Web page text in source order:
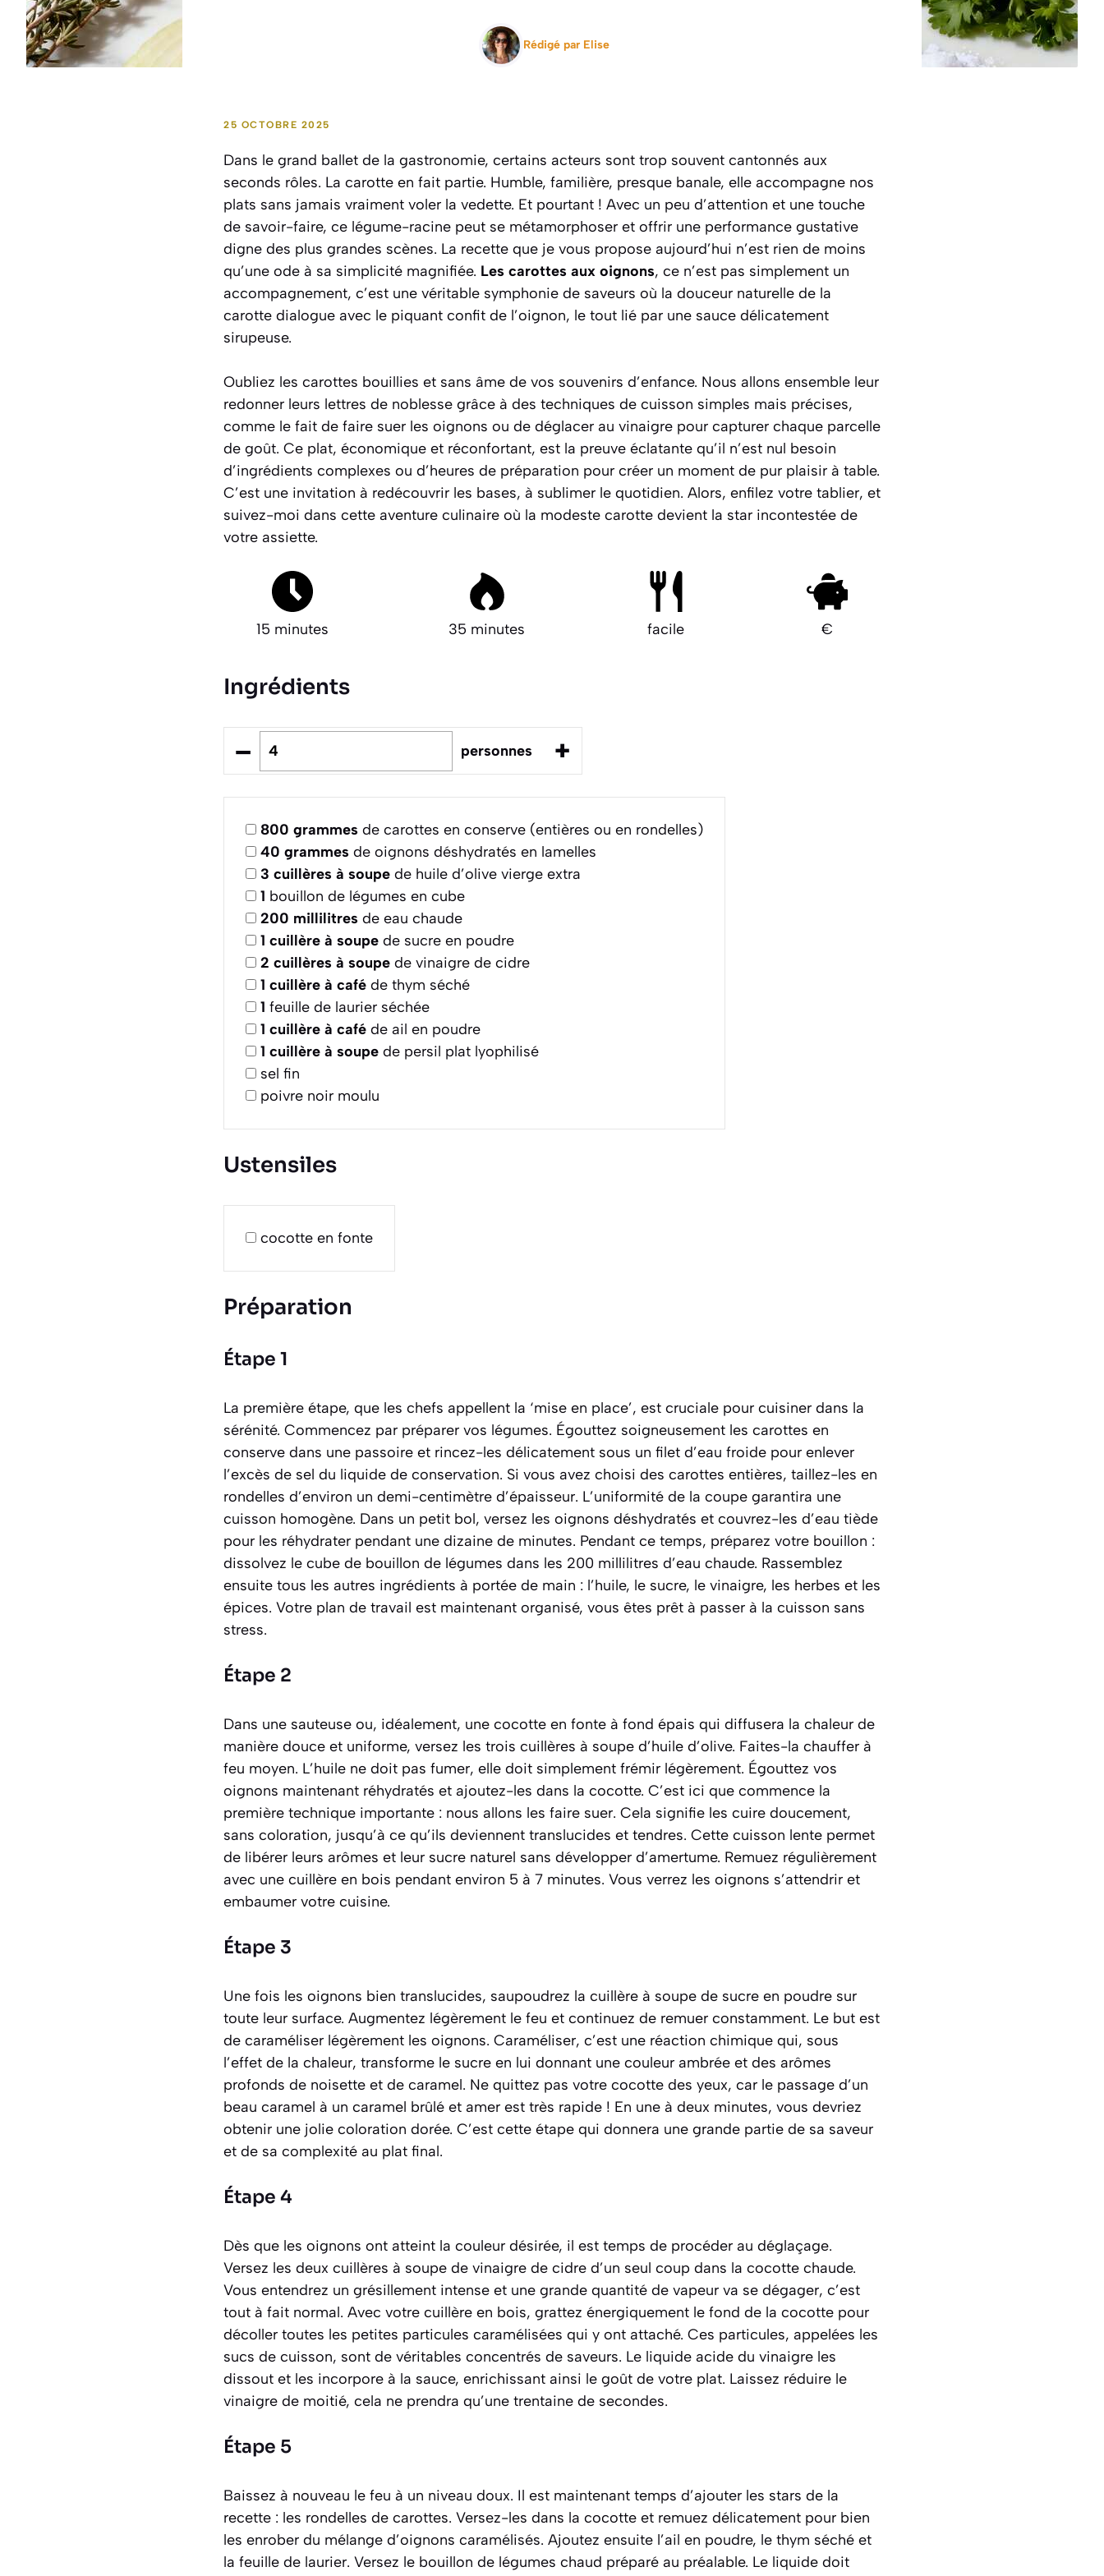
Rédigé par Elise
25 OCTOBRE 2025
Dans le grand ballet de la gastronomie, certains acteurs sont trop souvent cantonnés aux
seconds rôles. La carotte en fait partie. Humble, familière, presque banale, elle accompagne nos
plats sans jamais vraiment voler la vedette. Et pourtant ! Avec un peu d’attention et une touche
de savoir-faire, ce légume-racine peut se métamorphoser et offrir une performance gustative
digne des plus grandes scènes. La recette que je vous propose aujourd’hui n’est rien de moins
qu’une ode à sa simplicité magnifiée. Les carottes aux oignons, ce n’est pas simplement un
accompagnement, c’est une véritable symphonie de saveurs où la douceur naturelle de la
carotte dialogue avec le piquant confit de l’oignon, le tout lié par une sauce délicatement
sirupeuse.
Oubliez les carottes bouillies et sans âme de vos souvenirs d’enfance. Nous allons ensemble leur
redonner leurs lettres de noblesse grâce à des techniques de cuisson simples mais précises,
comme le fait de faire suer les oignons ou de déglacer au vinaigre pour capturer chaque parcelle
de goût. Ce plat, économique et réconfortant, est la preuve éclatante qu’il n’est nul besoin
d’ingrédients complexes ou d’heures de préparation pour créer un moment de pur plaisir à table.
C’est une invitation à redécouvrir les bases, à sublimer le quotidien. Alors, enfilez votre tablier, et
suivez-moi dans cette aventure culinaire où la modeste carotte devient la star incontestée de
votre assiette.
15 minutes 35 minutes facile €
Ingrédients
– personnes +
800 grammes de carottes en conserve (entières ou en rondelles)
40 grammes de oignons déshydratés en lamelles
3 cuillères à soupe de huile d’olive vierge extra
1 bouillon de légumes en cube
200 millilitres de eau chaude
1 cuillère à soupe de sucre en poudre
2 cuillères à soupe de vinaigre de cidre
1 cuillère à café de thym séché
1 feuille de laurier séchée
1 cuillère à café de ail en poudre
1 cuillère à soupe de persil plat lyophilisé
sel fin
poivre noir moulu
Ustensiles
cocotte en fonte
Préparation
Étape 1
La première étape, que les chefs appellent la ‘mise en place’, est cruciale pour cuisiner dans la
sérénité. Commencez par préparer vos légumes. Égouttez soigneusement les carottes en
conserve dans une passoire et rincez-les délicatement sous un filet d’eau froide pour enlever
l’excès de sel du liquide de conservation. Si vous avez choisi des carottes entières, taillez-les en
rondelles d’environ un demi-centimètre d’épaisseur. L’uniformité de la coupe garantira une
cuisson homogène. Dans un petit bol, versez les oignons déshydratés et couvrez-les d’eau tiède
pour les réhydrater pendant une dizaine de minutes. Pendant ce temps, préparez votre bouillon :
dissolvez le cube de bouillon de légumes dans les 200 millilitres d’eau chaude. Rassemblez
ensuite tous les autres ingrédients à portée de main : l’huile, le sucre, le vinaigre, les herbes et les
épices. Votre plan de travail est maintenant organisé, vous êtes prêt à passer à la cuisson sans
stress.
Étape 2
Dans une sauteuse ou, idéalement, une cocotte en fonte à fond épais qui diffusera la chaleur de
manière douce et uniforme, versez les trois cuillères à soupe d’huile d’olive. Faites-la chauffer à
feu moyen. L’huile ne doit pas fumer, elle doit simplement frémir légèrement. Égouttez vos
oignons maintenant réhydratés et ajoutez-les dans la cocotte. C’est ici que commence la
première technique importante : nous allons les faire suer. Cela signifie les cuire doucement,
sans coloration, jusqu’à ce qu’ils deviennent translucides et tendres. Cette cuisson lente permet
de libérer leurs arômes et leur sucre naturel sans développer d’amertume. Remuez régulièrement
avec une cuillère en bois pendant environ 5 à 7 minutes. Vous verrez les oignons s’attendrir et
embaumer votre cuisine.
Étape 3
Une fois les oignons bien translucides, saupoudrez la cuillère à soupe de sucre en poudre sur
toute leur surface. Augmentez légèrement le feu et continuez de remuer constamment. Le but est
de caraméliser légèrement les oignons. Caraméliser, c’est une réaction chimique qui, sous
l’effet de la chaleur, transforme le sucre en lui donnant une couleur ambrée et des arômes
profonds de noisette et de caramel. Ne quittez pas votre cocotte des yeux, car le passage d’un
beau caramel à un caramel brûlé et amer est très rapide ! En une à deux minutes, vous devriez
obtenir une jolie coloration dorée. C’est cette étape qui donnera une grande partie de sa saveur
et de sa complexité au plat final.
Étape 4
Dès que les oignons ont atteint la couleur désirée, il est temps de procéder au déglaçage.
Versez les deux cuillères à soupe de vinaigre de cidre d’un seul coup dans la cocotte chaude.
Vous entendrez un grésillement intense et une grande quantité de vapeur va se dégager, c’est
tout à fait normal. Avec votre cuillère en bois, grattez énergiquement le fond de la cocotte pour
décoller toutes les petites particules caramélisées qui y ont attaché. Ces particules, appelées les
sucs de cuisson, sont de véritables concentrés de saveurs. Le liquide acide du vinaigre les
dissout et les incorpore à la sauce, enrichissant ainsi le goût de votre plat. Laissez réduire le
vinaigre de moitié, cela ne prendra qu’une trentaine de secondes.
Étape 5
Baissez à nouveau le feu à un niveau doux. Il est maintenant temps d’ajouter les stars de la
recette : les rondelles de carottes. Versez-les dans la cocotte et remuez délicatement pour bien
les enrober du mélange d’oignons caramélisés. Ajoutez ensuite l’ail en poudre, le thym séché et
la feuille de laurier. Versez le bouillon de légumes chaud préparé au préalable. Le liquide doit